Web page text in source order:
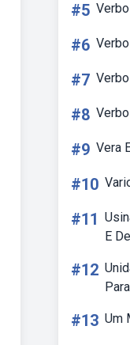
#5
#6
#7
#8
#9 Vera
#10
#11
E
#12
#13 Um